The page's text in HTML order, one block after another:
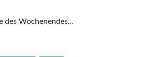
des Wochenendes…